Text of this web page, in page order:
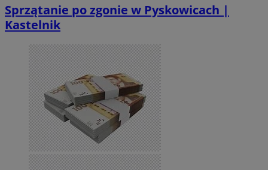
Sprzątanie po zgonie w Pyskowicach |
Kastelnik